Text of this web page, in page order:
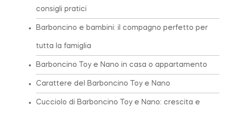
consigli pratici
Barboncino e bambini: il compagno perfetto per
tutta la famiglia
Barboncino Toy e Nano in casa o appartamento
Carattere del Barboncino Toy e Nano
Cucciolo di Barboncino Toy e Nano: crescita e